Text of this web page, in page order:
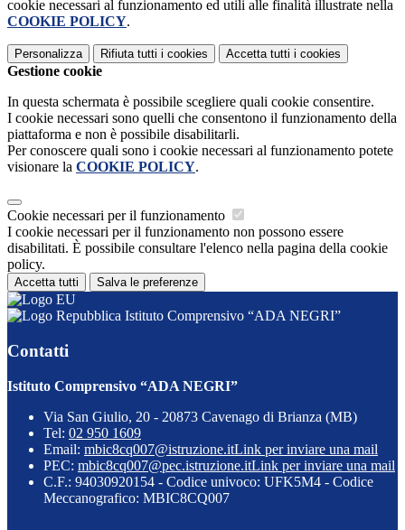
cookie necessari al funzionamento ed utili alle finalità illustrate nella
COOKIE POLICY.
Personalizza Rifiuta tutti i cookies Accetta tutti i cookies
Gestione cookie
In questa schermata è possibile scegliere quali cookie consentire.
I cookie necessari sono quelli che consentono il funzionamento della
piattaforma e non è possibile disabilitarli.
Per conoscere quali sono i cookie necessari al funzionamento potete
visionare la COOKIE POLICY.
Cookie necessari per il funzionamento
I cookie necessari per il funzionamento non possono essere
disabilitati. È possibile consultare l'elenco nella pagina della cookie
policy.
Accetta tutti Salva le preferenze
Istituto Comprensivo “ADA NEGRI”
Contatti
Istituto Comprensivo “ADA NEGRI”
Via San Giulio, 20 - 20873 Cavenago di Brianza (MB)
Tel: 02 950 1609
Email: mbic8cq007@istruzione.itLink per inviare una mail
PEC: mbic8cq007@pec.istruzione.itLink per inviare una mail
C.F.: 94030920154 - Codice univoco: UFK5M4 - Codice
Meccanografico: MBIC8CQ007